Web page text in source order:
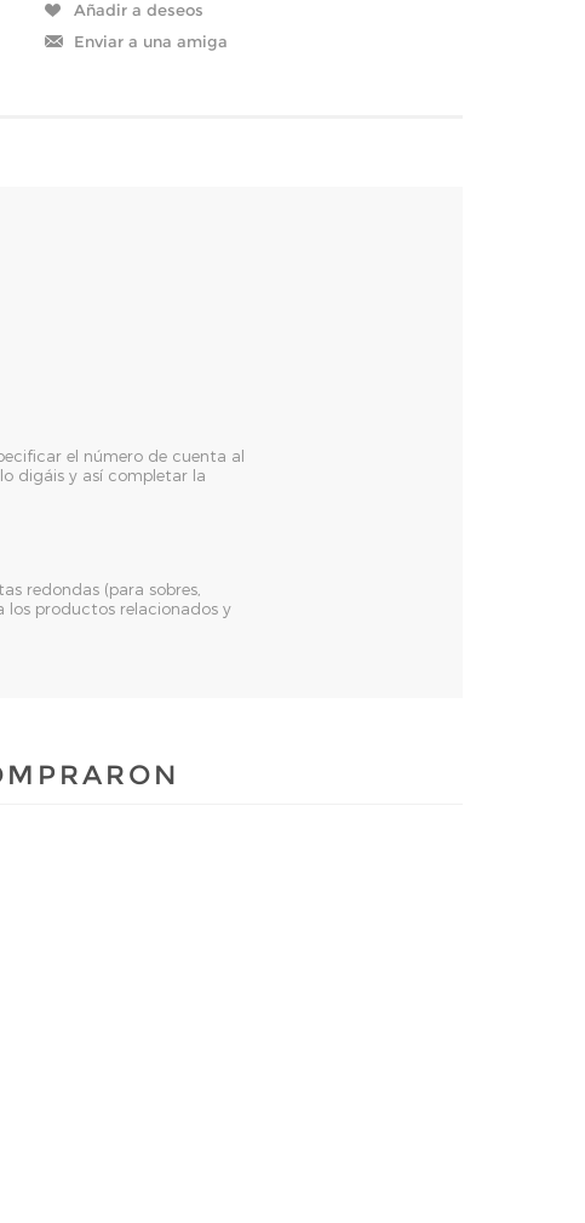
el número de cuenta al
digáis y así completar la
redondas (para sobres,
los productos relacionados y